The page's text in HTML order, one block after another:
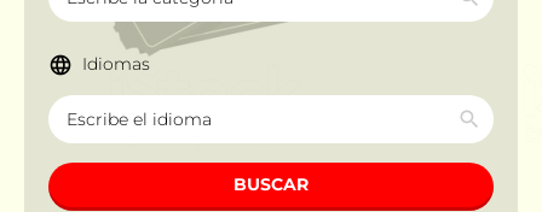
Idiomas
BUSCAR